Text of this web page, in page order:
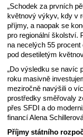
„Schodek za prvních
květnový výkyv, kdy v
příjmy, a naopak se
pro regionální školství.
na necelých 55
pod desetiletým
„Do výsledku se navíc
roku masivně
meziročně navýšili o
prostředky směřovaly
přes SFDI a do
financí Alena
Příjmy státního